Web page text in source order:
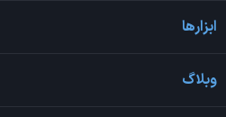
ابزارها
وبلاگ